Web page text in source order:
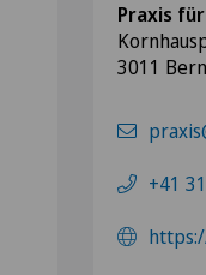
Praxis
3011 Bern
+41